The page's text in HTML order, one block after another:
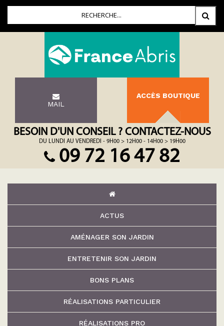
MAIL
ACCÈS BOUTIQUE
BESOIN D'UN CONSEIL ? CONTACTEZ-NOUS
DU LUNDI AU VENDREDI - 9H00 > 12H00 - 14H00 > 19H00
09 72 16 47 82
ACTUS
AMÉNAGER SON JARDIN
ENTRETENIR SON JARDIN
BONS PLANS
RÉALISATIONS PARTICULIER
RÉALISATIONS PRO